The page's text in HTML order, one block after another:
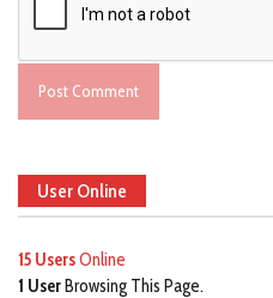
User Online
15 UsersOnline
1 UserBrowsing This Page.